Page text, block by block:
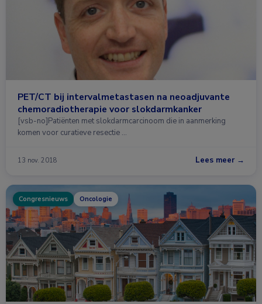
PET/CT bij intervalmetastasen na neoadjuvante
chemoradiotherapie voor slokdarmkanker
[vsb-no]Patiënten met slokdarmcarcinoom die in aanmerking
komen voor curatieve resectie …
13 nov. 2018 Lees meer →
Congresnieuws Oncologie